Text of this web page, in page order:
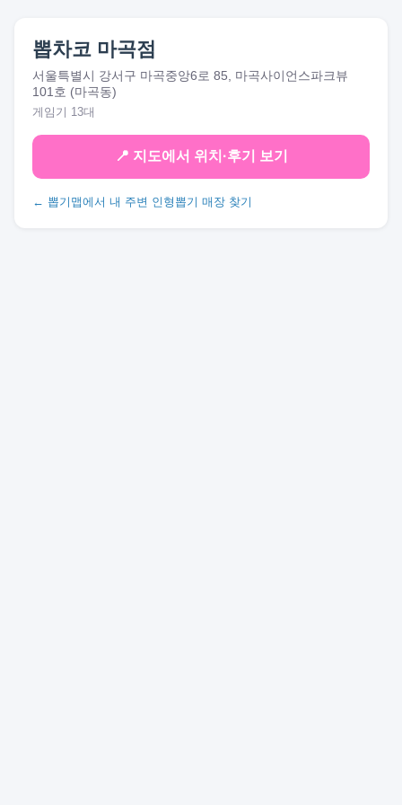
뽑차코 마곡점
서울특별시 강서구 마곡중앙6로 85, 마곡사이언스파크뷰
101호 (마곡동)
게임기 13대
📍 지도에서 위치·후기 보기
← 뽑기맵에서 내 주변 인형뽑기 매장 찾기